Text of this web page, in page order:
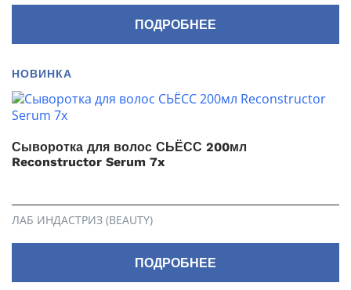
ПОДРОБНЕЕ
НОВИНКА
Сыворотка для волос СЬЁСС 200мл
Reconstructor Serum 7x
ЛАБ ИНДАСТРИЗ (BEAUTY)
ПОДРОБНЕЕ